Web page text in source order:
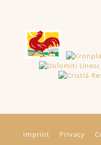
Imprint Privacy